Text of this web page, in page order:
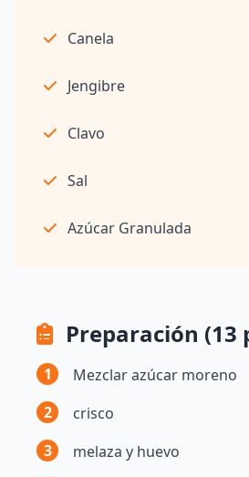
Canela
Jengibre
Clavo
Sal
Azúcar Granulada
Preparación (13
1
Mezclar azúcar moreno
2
crisco
3
melaza y huevo